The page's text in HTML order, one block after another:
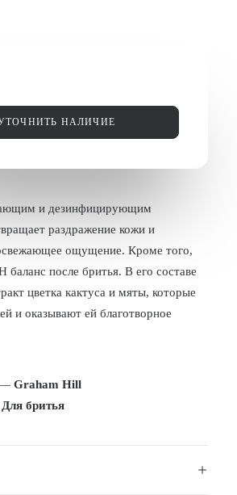
НАЛИЧИЕ
и дезинфицирующим
раздражение кожи и
ощущение. Кроме того,
баланс после бритья. В его составе
цветка кактуса и мяты, которые
и оказывают ей благотворное
— Graham Hill
Для бритья